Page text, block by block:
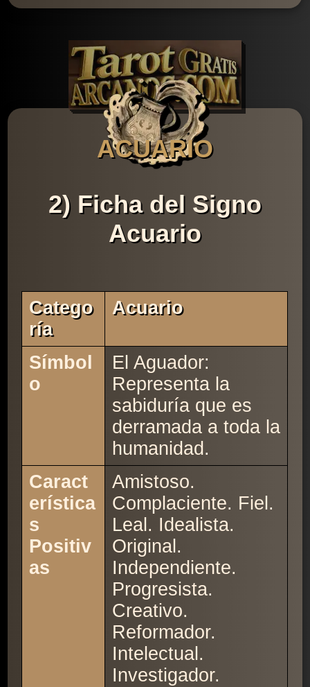
ACUARIO
2) Ficha del Signo
Acuario
Catego
Ría
Acuario
Símbol
o
El Aguador:
Representa la
sabiduría que es
derramada a toda la
humanidad.
Caract
erística
s
Positiv
as
Amistoso.
Complaciente. Fiel.
Leal. Idealista.
Original.
Independiente.
Progresista.
Creativo.
Reformador.
Intelectual.
Investigador.